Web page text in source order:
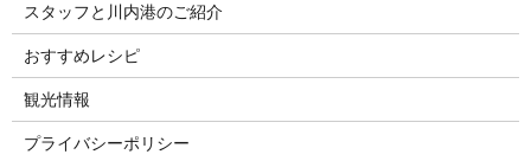
スタッフと川内港のご紹介
おすすめレシピ
観光情報
プライバシーポリシー